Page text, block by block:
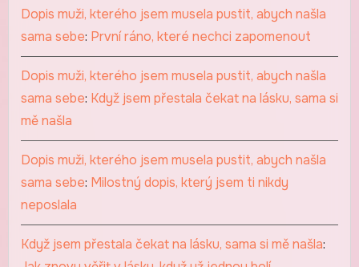
Dopis muži, kterého jsem musela pustit, abych našla
sama sebe: První ráno, které nechci zapomenout
Dopis muži, kterého jsem musela pustit, abych našla
sama sebe: Když jsem přestala čekat na lásku, sama si
mě našla
Dopis muži, kterého jsem musela pustit, abych našla
sama sebe: Milostný dopis, který jsem ti nikdy
neposlala
Když jsem přestala čekat na lásku, sama si mě našla: